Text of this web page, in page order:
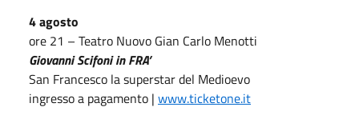
4 agosto
ore 21 – Teatro Nuovo Gian Carlo Menotti
Giovanni Scifoni in FRA’
San Francesco la superstar del Medioevo
ingresso a pagamento | www.ticketone.it